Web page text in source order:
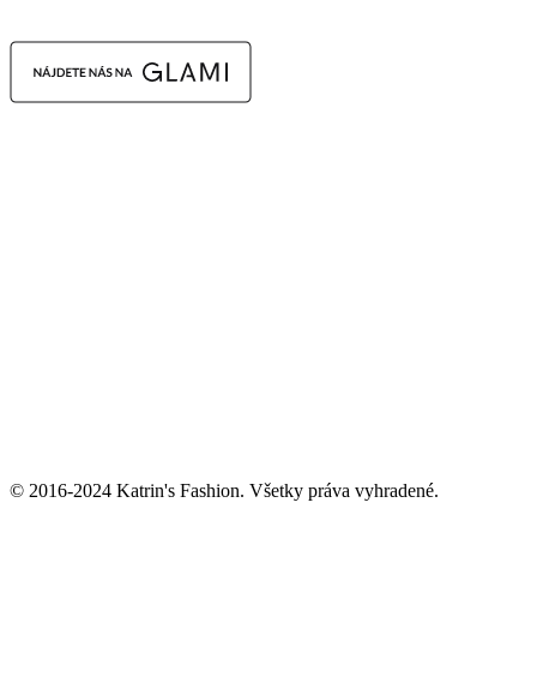
© 2016-2024 Katrin's Fashion. Všetky práva vyhradené.